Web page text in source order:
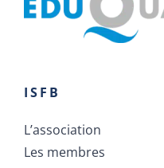
ISFB
L’association
Les membres